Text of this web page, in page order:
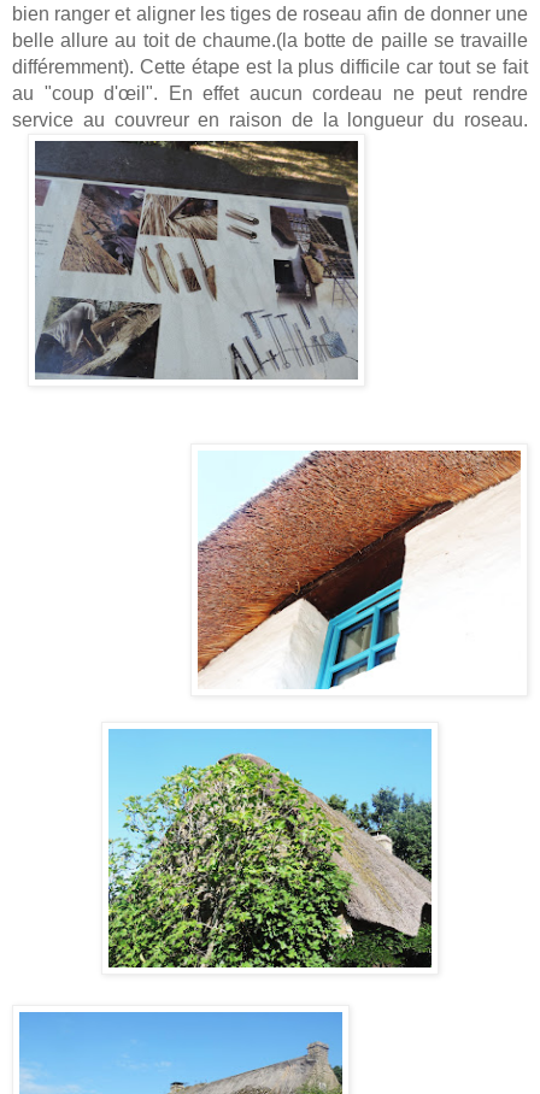
bien ranger et aligner les tiges de roseau afin de donner une
belle allure au toit de chaume.(la botte de paille se travaille
différemment). Cette étape est la plus difficile car tout se fait
au "coup d'œil". En effet aucun cordeau ne peut rendre
service au couvreur en raison de la longueur du roseau.